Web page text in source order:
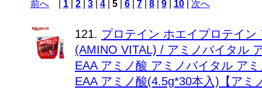
前へ 1 2 3 4 5 6 7 8 9 10 次へ
121. プロテイン ホエイプロテイ
(AMINO VITAL) / アミノバイタル
EAA アミノ酸 アミノバイタル ア
EAA アミノ酸(4.5g*30本入)【アミ